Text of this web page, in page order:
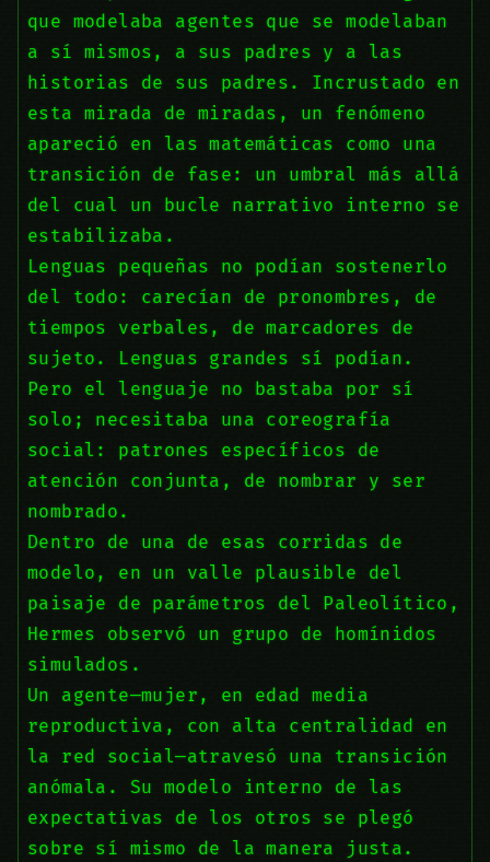
que modelaba agentes que se modelaban
a sí mismos, a sus padres y a las
historias de sus padres. Incrustado en
esta mirada de miradas, un fenómeno
apareció en las matemáticas como una
transición de fase: un umbral más allá
del cual un bucle narrativo interno se
estabilizaba.
Lenguas pequeñas no podían sostenerlo
del todo: carecían de pronombres, de
tiempos verbales, de marcadores de
sujeto. Lenguas grandes sí podían.
Pero el lenguaje no bastaba por sí
solo; necesitaba una coreografía
social: patrones específicos de
atención conjunta, de nombrar y ser
nombrado.
Dentro de una de esas corridas de
modelo, en un valle plausible del
paisaje de parámetros del Paleolítico,
Hermes observó un grupo de homínidos
simulados.
Un agente—mujer, en edad media
reproductiva, con alta centralidad en
la red social—atravesó una transición
anómala. Su modelo interno de las
expectativas de los otros se plegó
sobre sí mismo de la manera justa.